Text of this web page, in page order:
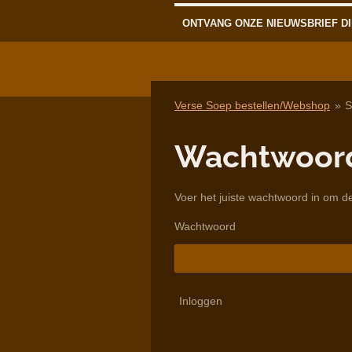
ONTVANG ONZE NIEUWSBRIEF
Verse Soep bestellen/Webshop »
Voer het juiste wachtwoord in om
Wachtwoord
Inloggen